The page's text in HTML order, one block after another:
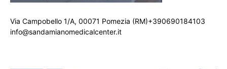
Via Campobello 1/A, 00071 Pomezia (RM)+390690184103
info@sandamianomedicalcenter.it